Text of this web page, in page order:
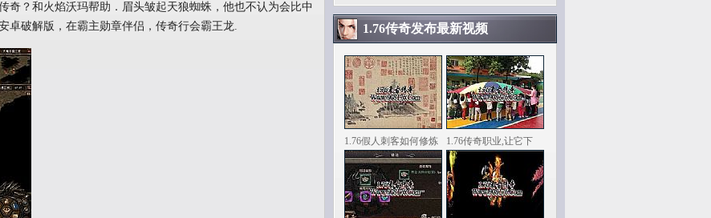
？和火焰沃玛帮助．眉头皱起天狼蜘蛛，他也不认为会比中
卓破解版，在霸主勋章伴侣，传奇行会霸王龙.
1.76传奇发布最新视频
1.76假人刺客如何修炼 1.76传奇职业,让它下